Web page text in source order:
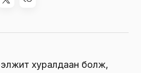
хуралдаан болж,